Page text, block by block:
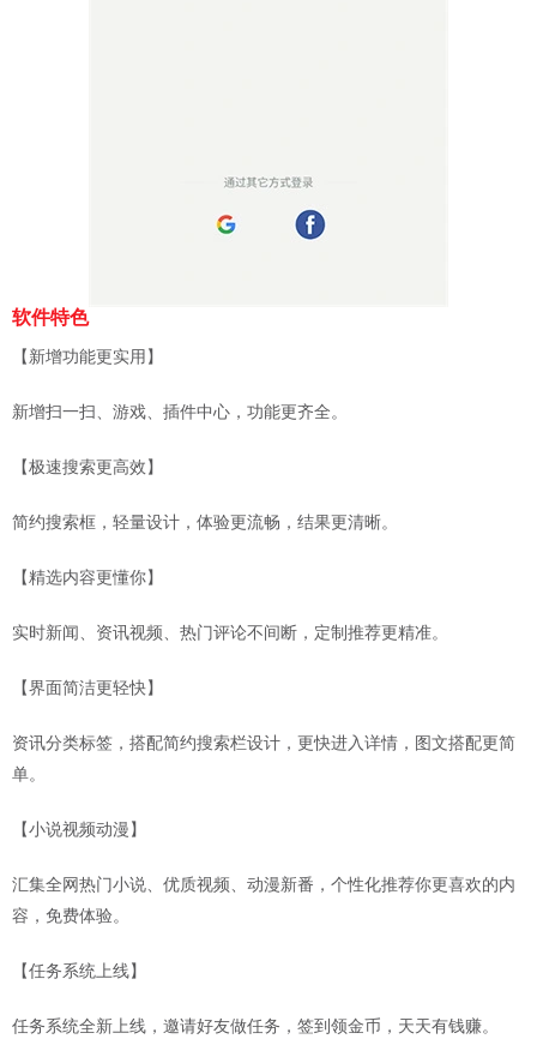
软件特色
【新增功能更实用】
新增扫一扫、游戏、插件中心，功能更齐全。
【极速搜索更高效】
简约搜索框，轻量设计，体验更流畅，结果更清晰。
【精选内容更懂你】
实时新闻、资讯视频、热门评论不间断，定制推荐更精准。
【界面简洁更轻快】
资讯分类标签，搭配简约搜索栏设计，更快进入详情，图文搭配更简
单。
【小说视频动漫】
汇集全网热门小说、优质视频、动漫新番，个性化推荐你更喜欢的内
容，免费体验。
【任务系统上线】
任务系统全新上线，邀请好友做任务，签到领金币，天天有钱赚。